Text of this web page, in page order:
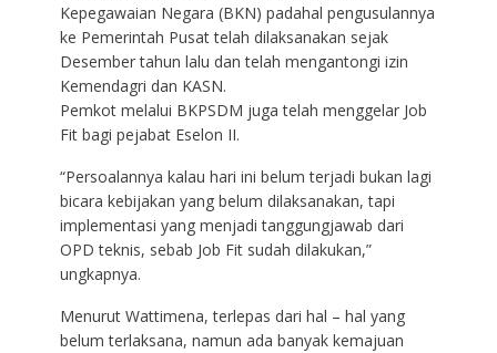
Kepegawaian Negara (BKN) padahal pengusulannya
ke Pemerintah Pusat telah dilaksanakan sejak
Desember tahun lalu dan telah mengantongi izin
Kemendagri dan KASN.
Pemkot melalui BKPSDM juga telah menggelar Job
Fit bagi pejabat Eselon II.
“Persoalannya kalau hari ini belum terjadi bukan lagi
bicara kebijakan yang belum dilaksanakan, tapi
implementasi yang menjadi tanggungjawab dari
OPD teknis, sebab Job Fit sudah dilakukan,”
ungkapnya.
Menurut Wattimena, terlepas dari hal – hal yang
belum terlaksana, namun ada banyak kemajuan